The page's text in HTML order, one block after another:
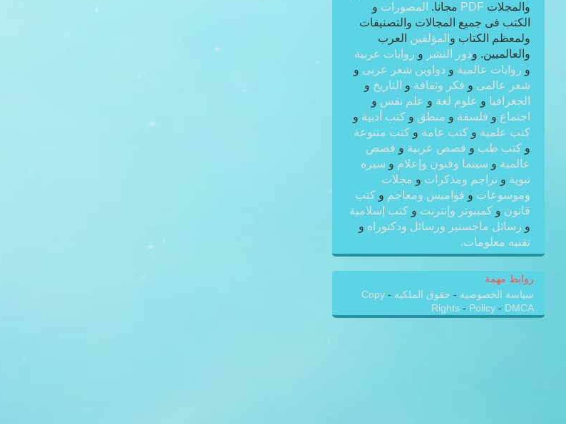
والمجلات PDF مجانا. المصورات و
الكتب فى جميع المجالات والتصنيفات
ولمعظم الكتاب و المؤلفين العرب
والعالميين. ودور النشر و روايات عربية
و روايات عالمية و دواوين شعر عربى و
شعر عالمى و فكر وثقافة و التاريخ و
الجغرافيا و علوم لغة و علم نفس و
اجتماع و فلسفة و منطق و كتب أدبية و
كتب علمية و كتب عامة و كتب متنوعة
و كتب طب و قصص عربية و قصص
عالمية و سينما وفنون وإعلام و سيره
نبوية و تراجم ومذكرات و مجلات
وموسوعات و قواميس ومعاجم و كتب
قانون و كمبيوتر وإنترنت و كتب إسلامية
و رسائل ماجستير ورسائل ودكتوراه و
تقنيه معلومات.
روابط مهمة
سياسة الخصوصية - حقوق الملكيه -
Copy
Rights - Policy - DMCA